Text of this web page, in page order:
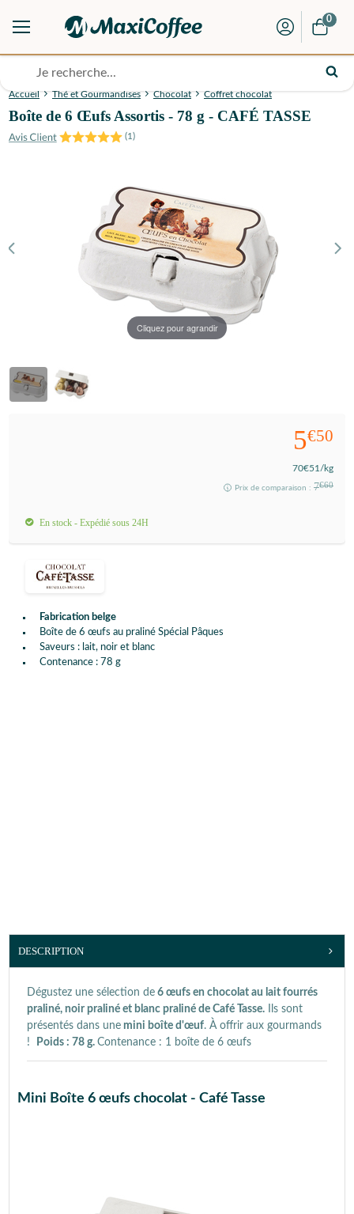
0
Accueil Thé et Gourmandises Chocolat Coffret chocolat
Boîte de 6 Œufs Assortis - 78 g - CAFÉ TASSE
(1)
Cliquez pour agrandir
Fabrication belge
Boîte de 6 œufs au praliné Spécial Pâques
Saveurs : lait, noir et blanc
Contenance : 78 g
5€50
70€51 /kg
Prix de comparaison : 7€60
En stock - Expédié sous 24H
DESCRIPTION
Dégustez une sélection de 6 œufs en chocolat au lait fourrés
praliné, noir praliné et blanc praliné de Café Tasse. Ils sont
présentés dans une mini boîte d'œuf. À offrir aux gourmands
!
Poids : 78 g. Contenance : 1 boîte de 6 œufs
Mini Boîte 6 œufs chocolat - Café Tasse